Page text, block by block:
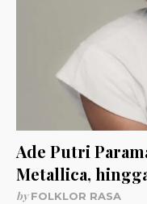
Ade Putri
Metallica,
byFOLKLOR RASA